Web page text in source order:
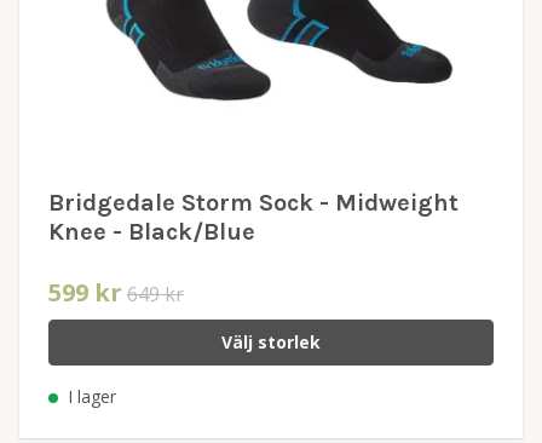
Bridgedale Storm Sock - Midweight
Knee - Black/Blue
599 kr 649 kr
Välj storlek
I lager